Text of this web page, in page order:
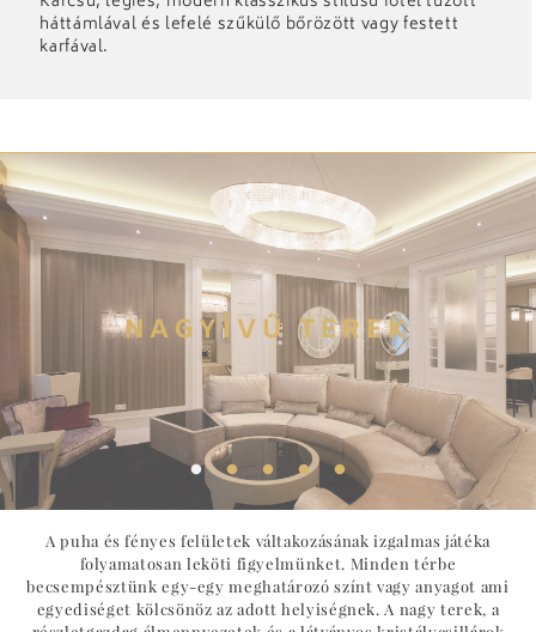
háttámlával és lefelé szűkülő bőrözött vagy festett
karfával.
NAGYÍVŰ TEREK
A puha és fényes felületek váltakozásának izgalmas játéka
folyamatosan leköti figyelmünket. Minden térbe
becsempésztünk egy-egy meghatározó színt vagy anyagot ami
egyediséget kölcsönöz az adott helyiségnek. A nagy terek, a